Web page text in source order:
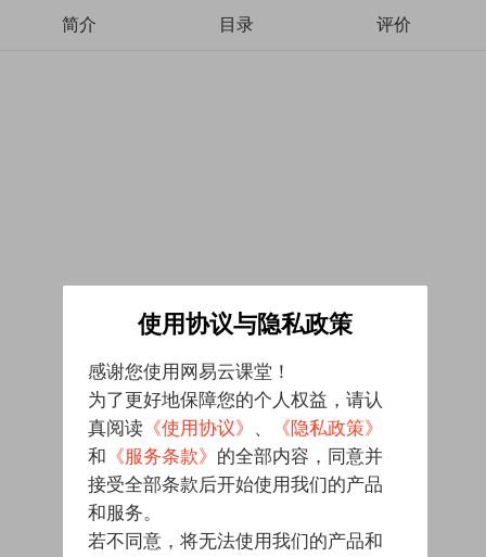
简介 目录 评价
使用协议与隐私政策
感谢您使用网易云课堂！
为了更好地保障您的个人权益，请认
真阅读 《使用协议》 、
《隐私政策》
和 《服务条款》 的全部内容，同意并
接受全部条款后开始使用我们的产品
和服务。
若不同意，将无法使用我们的产品和